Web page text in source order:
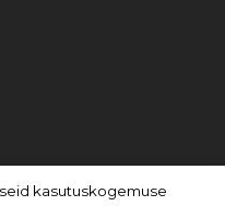
kasutuskogemuse